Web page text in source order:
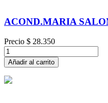
ACOND.MARIA
Precio $ 28.350
Añadir al carrito